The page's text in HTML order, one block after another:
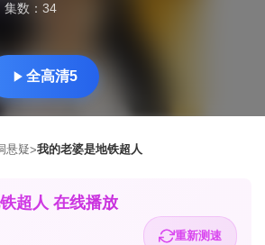
集数：34
全高清5
悬疑>我的老婆是地铁超人
超人 在线播放
重新测速